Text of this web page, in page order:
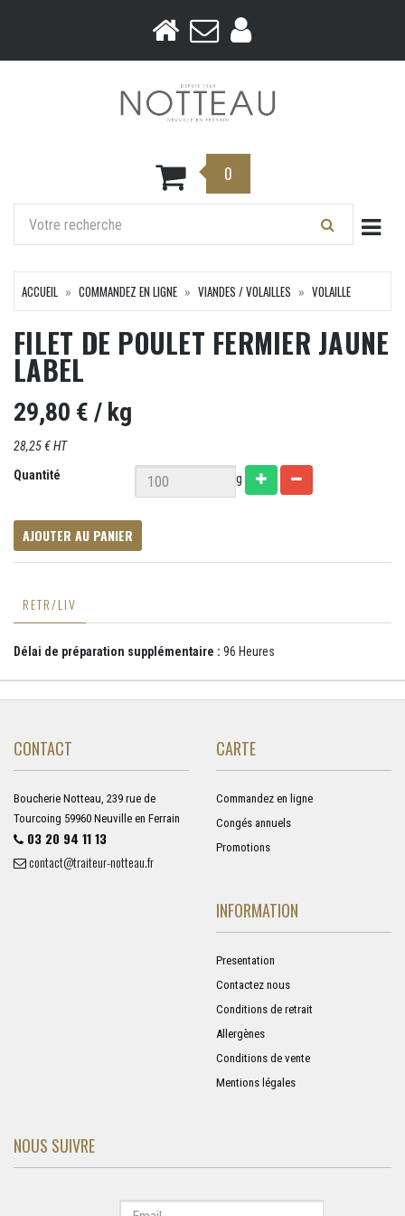
0
ACCUEIL COMMANDEZ EN LIGNE VIANDES / VOLAILLES VOLAILLE
FILET DE POULET FERMIER JAUNE
LABEL
29,80 € / kg
28,25 € HT
Quantité
g
AJOUTER AU PANIER
RETR/LIV
Délai de préparation supplémentaire : 96 Heures
CONTACT
Boucherie Notteau, 239 rue de
Tourcoing 59960 Neuville en Ferrain
03 20 94 11 13
contact@traiteur-notteau.fr
CARTE
Commandez en ligne
Congés annuels
Promotions
INFORMATION
Presentation
Contactez nous
Conditions de retrait
Allergènes
Conditions de vente
Mentions légales
NOUS SUIVRE